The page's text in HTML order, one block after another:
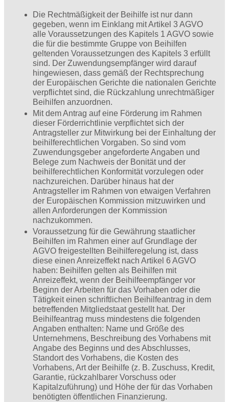
Die Rechtmäßigkeit der Beihilfe ist nur dann
gegeben, wenn im Einklang mit Artikel 3 AGVO
alle Voraussetzungen des Kapitels 1 AGVO sowie
die für die bestimmte Gruppe von Beihilfen
geltenden Voraussetzungen des Kapitels 3 erfüllt
sind. Der Zuwendungsempfänger wird darauf
hingewiesen, dass gemäß der Rechtsprechung
der Euro­päischen Gerichte die nationalen Gerichte
verpflichtet sind, die Rückzahlung unrechtmäßiger
Beihilfen anzuordnen.
Mit dem Antrag auf eine Förderung im Rahmen
dieser Förderrichtlinie verpflichtet sich der
Antragsteller zur Mitwirkung bei der Einhaltung der
beihilferechtlichen Vorgaben. So sind vom
Zuwendungsgeber angeforderte Angaben und
Belege zum Nachweis der Bonität und der
beihilferechtlichen Konformität vorzulegen oder
nachzureichen. Darüber hinaus hat der
Antragsteller im Rahmen von etwaigen Verfahren
der Europäischen Kommission mitzuwirken und
allen Anforderungen der Kommission
nachzukommen.
Voraussetzung für die Gewährung staatlicher
Beihilfen im Rahmen einer auf Grundlage der
AGVO freigestellten Beihilferegelung ist, dass
diese einen Anreizeffekt nach Artikel 6 AGVO
haben: Beihilfen gelten als Beihilfen mit
Anreizeffekt, wenn der Beihilfeempfänger vor
Beginn der Arbeiten für das Vorhaben oder die
Tätigkeit einen schriftlichen Beihilfeantrag in dem
betreffenden Mitgliedstaat gestellt hat. Der
Beihilfeantrag muss mindestens die folgenden
Angaben enthalten: Name und Größe des
Unternehmens, Beschreibung des Vorhabens mit
Angabe des Beginns und des Abschlusses,
Standort des Vorhabens, die Kosten des
Vorhabens, Art der Beihilfe (z. B. Zuschuss, Kredit,
Garantie, rückzahlbarer Vorschuss oder
Kapitalzuführung) und Höhe der für das Vorhaben
benötigten öffentlichen Finanzierung.